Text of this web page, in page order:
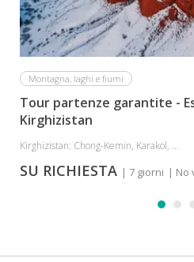
Montagna, laghi e fiumi
Tour partenze garantite -
Kirghizistan
Kirghizistan: Chong-Kemin, Karakol, ...
SU RICHIESTA | 7 giorni | No